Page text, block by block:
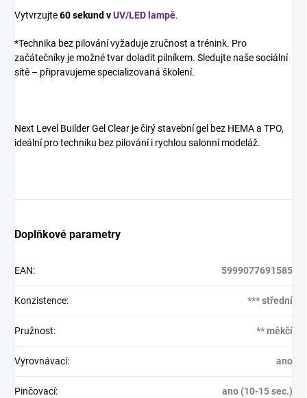
Vytvrzujte60 sekund vUV/LED lampě.
*Technika bez pilování vyžaduje zručnost a trénink. Pro
začátečníky je možné tvar doladit pilníkem. Sledujte naše sociální
sítě – připravujeme specializovaná školení.
Next Level Builder Gel Clear je čirý stavební gel bez HEMA a TPO,
ideální pro techniku bez pilování i rychlou salonní modeláž.
Doplňkové parametry
EAN: 5999077691585
Konzistence: *** střední
Pružnost: ** měkčí
Vyrovnávací: ano
Pinčovací: ano (10-15 sec.)